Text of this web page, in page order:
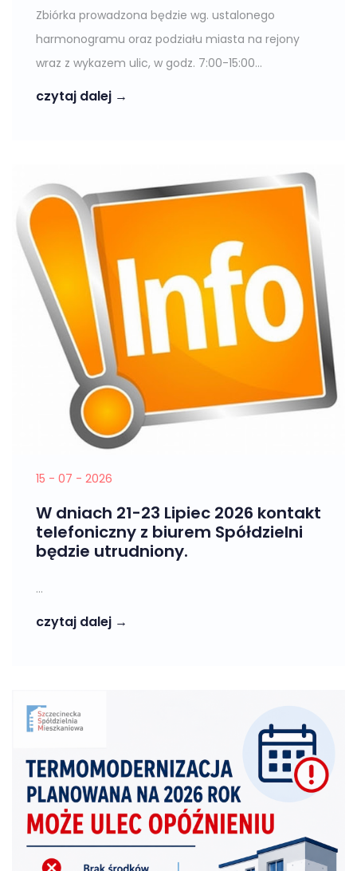
Zbiórka prowadzona będzie wg. ustalonego
harmonogramu oraz podziału miasta na rejony
wraz z wykazem ulic, w godz. 7:00-15:00...
czytaj dalej →
15 - 07 - 2026
W dniach 21-23 Lipiec 2026 kontakt
telefoniczny z biurem Spółdzielni
będzie utrudniony.
...
czytaj dalej →